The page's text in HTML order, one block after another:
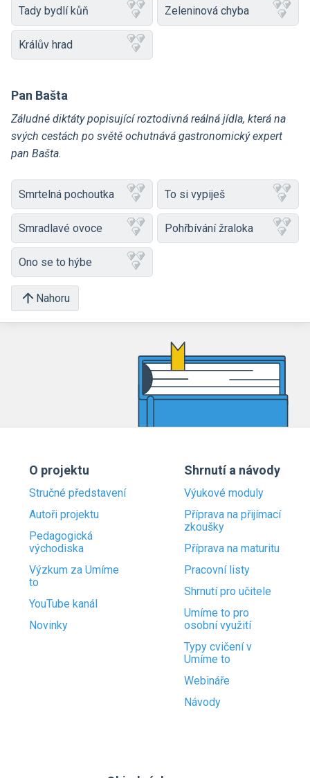
Tady bydlí kůň Zeleninová chyba
Králův hrad
Pan Bašta
Záludné diktáty popisující roztodivná reálná jídla, která na
svých cestách po světě ochutnává gastronomický expert
pan Bašta.
Smrtelná pochoutka To si vypiješ
Smradlavé ovoce Pohřbívání žraloka
Ono se to hýbe
Nahoru
O projektu
Stručné představení
Autoři projektu
Pedagogická
východiska
Výzkum za Umíme
to
YouTube kanál
Novinky
Shrnutí a návody
Výukové moduly
Příprava na přijímací
zkoušky
Příprava na maturitu
Pracovní listy
Shrnutí pro učitele
Umíme to pro
osobní využití
Typy cvičení v
Umíme to
Webináře
Návody